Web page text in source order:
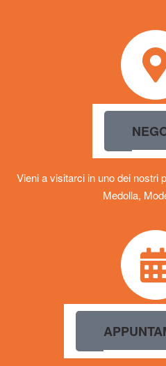
Vieni a visitarci in uno dei nostri
Medolla,